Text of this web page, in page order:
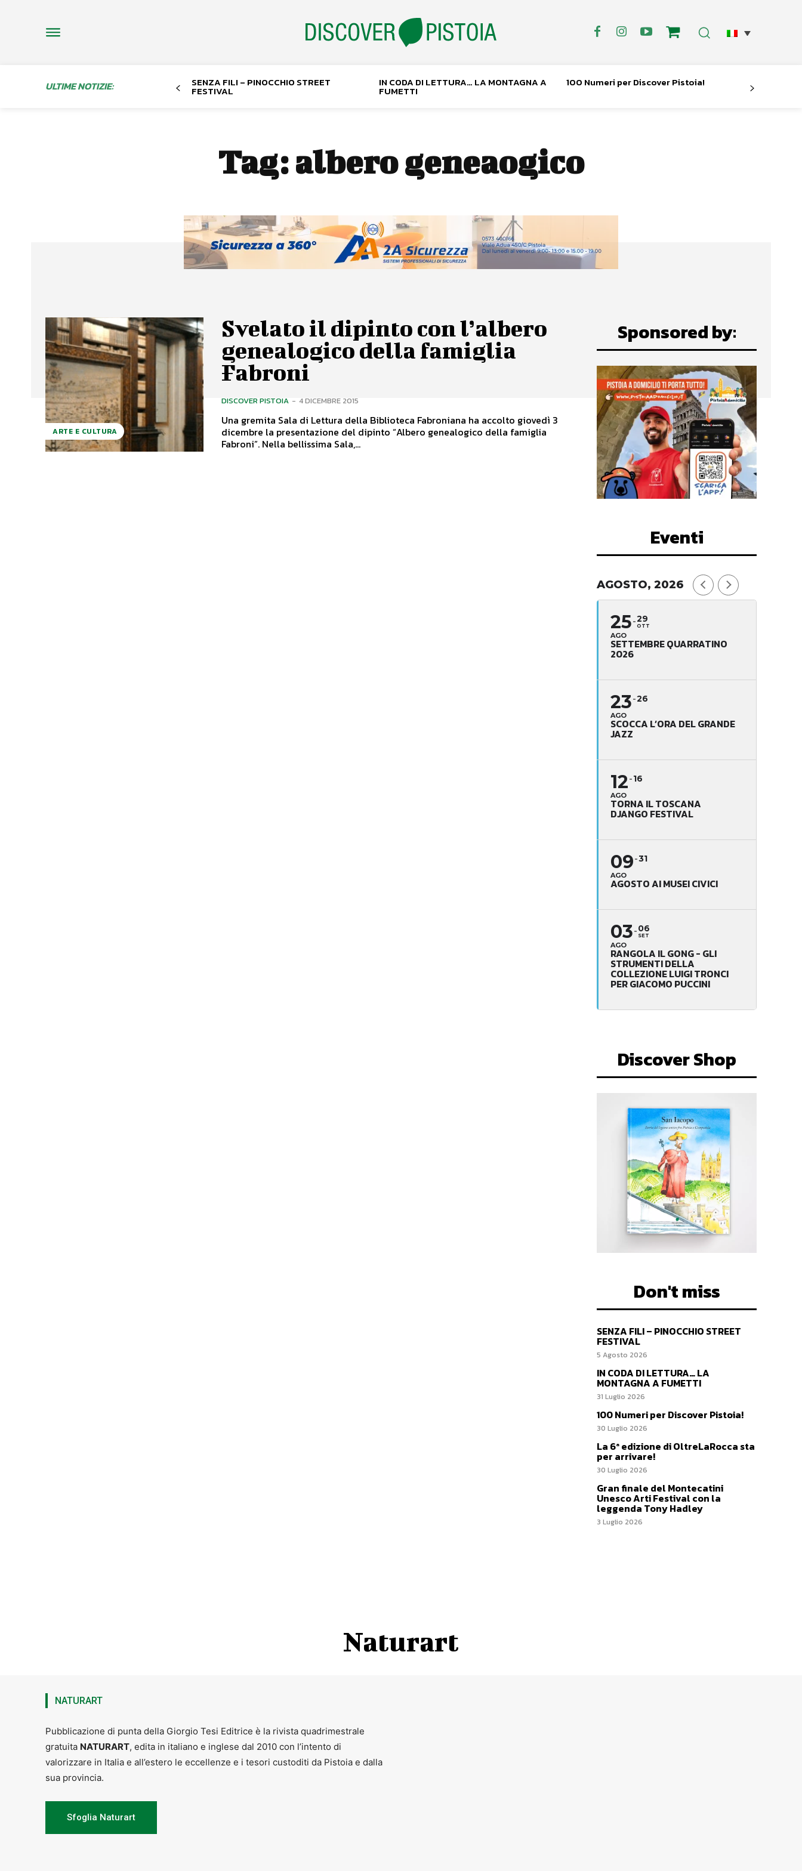
ULTIME NOTIZIE: SENZA FILI – PINOCCHIO STREET
FESTIVAL
IN CODA DI LETTURA… LA MONTAGNA A
FUMETTI
100 Numeri per Discover Pistoia!
Tag:albero geneaogico
ARTE E CULTURA
Svelato il dipinto con l’albero
genealogico della famiglia
Fabroni
DISCOVER PISTOIA - 4 DICEMBRE 2015
Una gremita Sala di Lettura della Biblioteca Fabroniana ha accolto giovedì 3
dicembre la presentazione del dipinto “Albero genealogico della famiglia
Fabroni”. Nella bellissima Sala,...
Sponsored by:
Eventi
AGOSTO, 2026
25
AGO
29
OTT
SETTEMBRE QUARRATINO
2026
23
AGO
26
SCOCCA L’ORA DEL GRANDE
JAZZ
12
AGO
16
TORNA IL TOSCANA
DJANGO FESTIVAL
09
AGO
31
AGOSTO AI MUSEI CIVICI
03
AGO
06
SET
RANGOLA IL GONG - GLI
STRUMENTI DELLA
COLLEZIONE LUIGI TRONCI
PER GIACOMO PUCCINI
Discover Shop
Don't miss
SENZA FILI – PINOCCHIO STREET
FESTIVAL
5 Agosto 2026
IN CODA DI LETTURA… LA
MONTAGNA A FUMETTI
31 Luglio 2026
100 Numeri per Discover Pistoia!
30 Luglio 2026
La 6ª edizione di OltreLaRocca sta
per arrivare!
30 Luglio 2026
Gran finale del Montecatini
Unesco Arti Festival con la
leggenda Tony Hadley
3 Luglio 2026
Naturart
NATURART
Pubblicazione di punta della Giorgio Tesi Editrice è la rivista quadrimestrale
gratuita NATURART, edita in italiano e inglese dal 2010 con l’intento di
valorizzare in Italia e all’estero le eccellenze e i tesori custoditi da Pistoia e dalla
sua provincia.
Sfoglia Naturart